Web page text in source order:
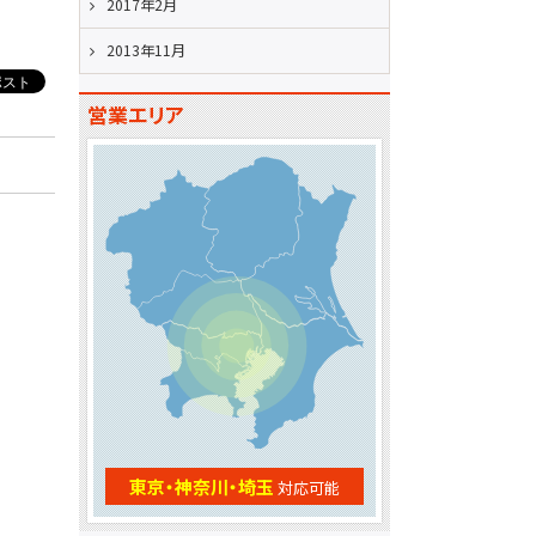
2017年2月
2013年11月
営業エリア
東京・神奈川・埼玉 対応可能